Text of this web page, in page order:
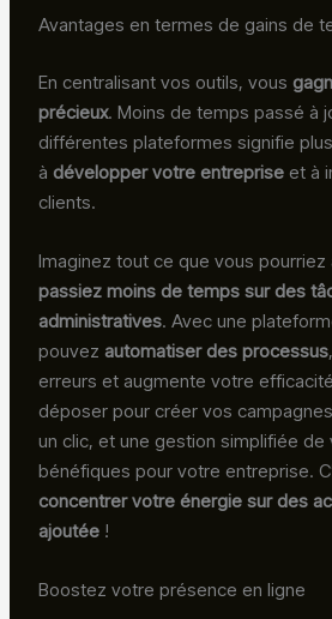
Avantages en termes de gains de
En centralisant vos outils, vous
précieux. Moins de temps passé à
différentes plateformes signifie
à développer votre entreprise et à
clients.
Imaginez tout ce que vous pourriez
passiez moins de temps sur des
administratives. Avec une
pouvez automatiser des processus
erreurs et augmente votre
déposer pour créer vos
un clic, et une gestion simplifiée
bénéfiques pour votre entreprise.
concentrer votre énergie sur des
ajoutée !
Boostez votre présence en ligne